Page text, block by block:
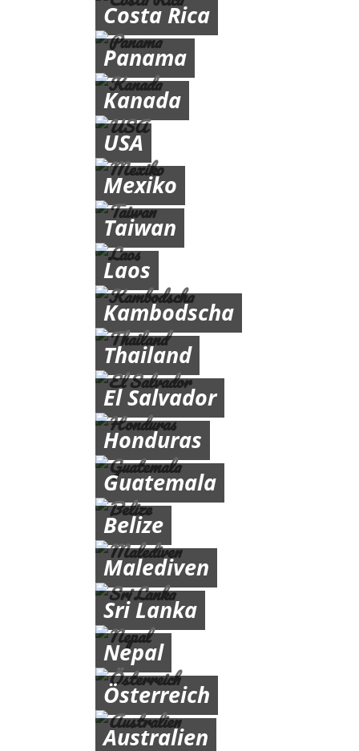
Costa Rica
Panama
Kanada
USA
Mexiko
Taiwan
Laos
Kambodscha
Thailand
El Salvador
Honduras
Guatemala
Belize
Malediven
Sri Lanka
Nepal
Österreich
Australien